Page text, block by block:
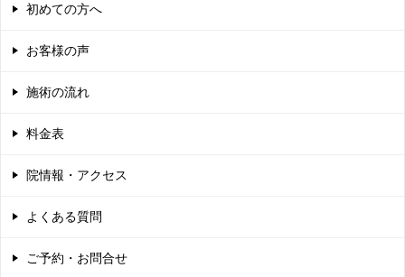
初めての方へ
お客様の声
施術の流れ
料金表
院情報・アクセス
よくある質問
ご予約・お問合せ